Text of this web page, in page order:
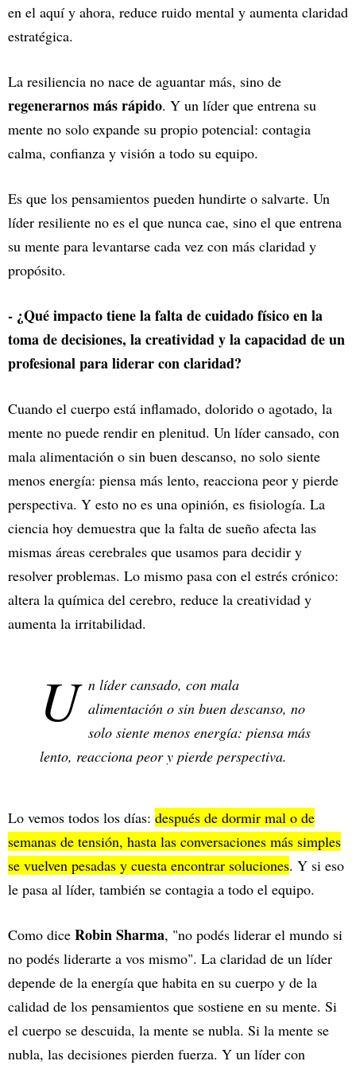
en el aquí y ahora, reduce ruido mental y aumenta claridad
estratégica.
La resiliencia no nace de aguantar más, sino de
regenerarnos más rápido. Y un líder que entrena su
mente no solo expande su propio potencial: contagia
calma, confianza y visión a todo su equipo.
Es que los pensamientos pueden hundirte o salvarte. Un
líder resiliente no es el que nunca cae, sino el que entrena
su mente para levantarse cada vez con más claridad y
propósito.
- ¿Qué impacto tiene la falta de cuidado físico en la
toma de decisiones, la creatividad y la capacidad de un
profesional para liderar con claridad?
Cuando el cuerpo está inflamado, dolorido o agotado, la
mente no puede rendir en plenitud. Un líder cansado, con
mala alimentación o sin buen descanso, no solo siente
menos energía: piensa más lento, reacciona peor y pierde
perspectiva. Y esto no es una opinión, es fisiología. La
ciencia hoy demuestra que la falta de sueño afecta las
mismas áreas cerebrales que usamos para decidir y
resolver problemas. Lo mismo pasa con el estrés crónico:
altera la química del cerebro, reduce la creatividad y
aumenta la irritabilidad.
U n líder cansado, con mala
alimentación o sin buen descanso, no
solo siente menos energía: piensa más
lento, reacciona peor y pierde perspectiva.
Lo vemos todos los días: después de dormir mal o de
semanas de tensión, hasta las conversaciones más simples
se vuelven pesadas y cuesta encontrar soluciones. Y si eso
le pasa al líder, también se contagia a todo el equipo.
Como dice Robin Sharma, "no podés liderar el mundo si
no podés liderarte a vos mismo". La claridad de un líder
depende de la energía que habita en su cuerpo y de la
calidad de los pensamientos que sostiene en su mente. Si
el cuerpo se descuida, la mente se nubla. Si la mente se
nubla, las decisiones pierden fuerza. Y un líder con